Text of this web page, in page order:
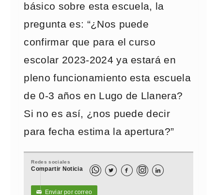
básico sobre esta escuela, la
pregunta es: “¿Nos puede
confirmar que para el curso
escolar 2023-2024 ya estará en
pleno funcionamiento esta escuela
de 0-3 años en Lugo de Llanera?
Si no es así, ¿nos puede decir
para fecha estima la apertura?”
Redes sociales
Compartir Noticia   
✉ Enviar por correo